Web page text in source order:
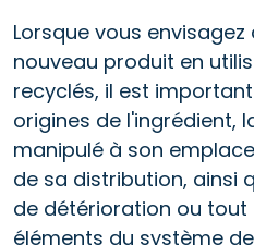
Lorsque vous
nouveau produit en
recyclés, il est
origines de l'ingrédient,
manipulé à son
de sa distribution, ainsi
de détérioration ou tout
éléments du système